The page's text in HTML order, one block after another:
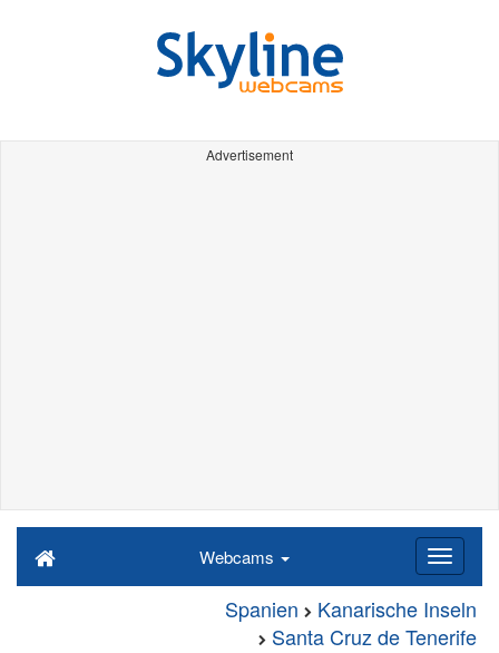
Advertisement
Webcams
Spanien
Kanarische Inseln
Santa Cruz de Tenerife